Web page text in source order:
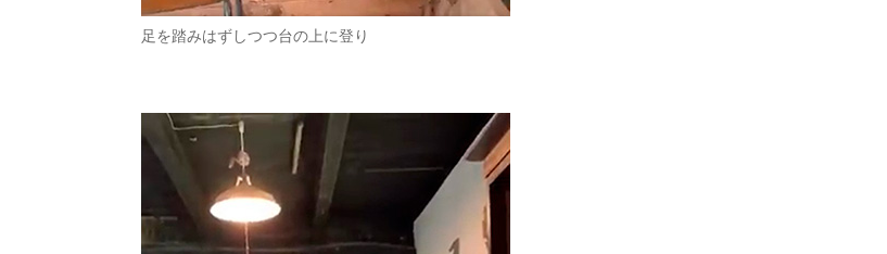
足を踏みはずしつつ台の上に登り